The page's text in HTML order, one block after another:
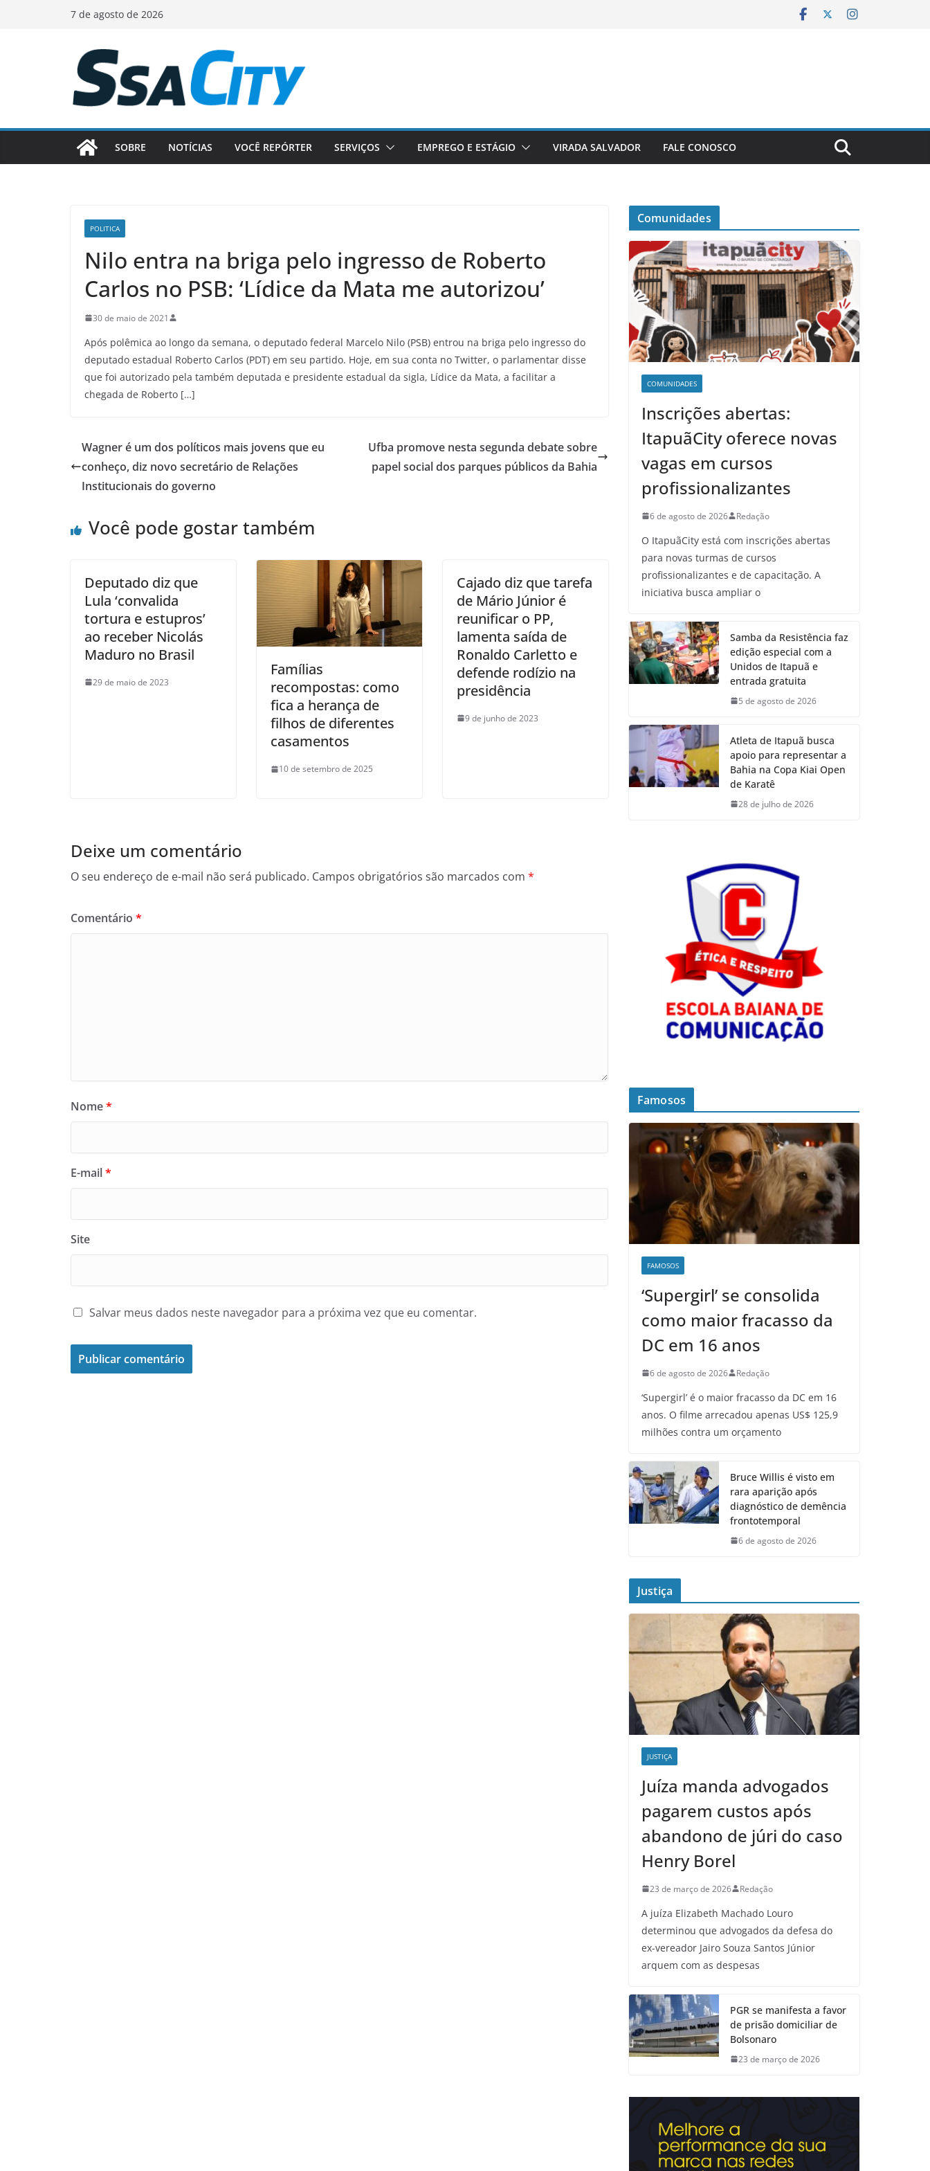
7 de agosto de 2026
SOBRE NOTÍCIAS VOCÊ REPÓRTER SERVIÇOS EMPREGO E ESTÁGIO VIRADA SALVADOR FALE CONOSCO
POLITICA
Nilo entra na briga pelo ingresso de Roberto
Carlos no PSB: ‘Lídice da Mata me autorizou’
30 de maio de 2021
Após polêmica ao longo da semana, o deputado federal Marcelo Nilo (PSB) entrou na briga pelo ingresso do
deputado estadual Roberto Carlos (PDT) em seu partido. Hoje, em sua conta no Twitter, o parlamentar disse
que foi autorizado pela também deputada e presidente estadual da sigla, Lídice da Mata, a facilitar a
chegada de Roberto […]
Wagner é um dos políticos mais jovens que eu
conheço, diz novo secretário de Relações
Institucionais do governo
Ufba promove nesta segunda debate sobre
papel social dos parques públicos da Bahia
Você pode gostar também
Deputado diz que
Lula ‘convalida
tortura e estupros’
ao receber Nicolás
Maduro no Brasil
29 de maio de 2023
Famílias
recompostas: como
fica a herança de
filhos de diferentes
casamentos
10 de setembro de 2025
Cajado diz que tarefa
de Mário Júnior é
reunificar o PP,
lamenta saída de
Ronaldo Carletto e
defende rodízio na
presidência
9 de junho de 2023
Deixe um comentário
O seu endereço de e-mail não será publicado. Campos obrigatórios são marcados com *
Comentário *
Nome*
E-mail*
Site
Salvar meus dados neste navegador para a próxima vez que eu comentar.
Comunidades
COMUNIDADES
Inscrições abertas:
ItapuãCity oferece novas
vagas em cursos
profissionalizantes
6 de agosto de 2026 Redação
O ItapuãCity está com inscrições abertas
para novas turmas de cursos
profissionalizantes e de capacitação. A
iniciativa busca ampliar o
Samba da Resistência faz
edição especial com a
Unidos de Itapuã e
entrada gratuita
5 de agosto de 2026
Atleta de Itapuã busca
apoio para representar a
Bahia na Copa Kiai Open
de Karatê
28 de julho de 2026
Famosos
FAMOSOS
‘Supergirl’ se consolida
como maior fracasso da
DC em 16 anos
6 de agosto de 2026 Redação
‘Supergirl’ é o maior fracasso da DC em 16
anos. O filme arrecadou apenas US$ 125,9
milhões contra um orçamento
Bruce Willis é visto em
rara aparição após
diagnóstico de demência
frontotemporal
6 de agosto de 2026
Justiça
JUSTIÇA
Juíza manda advogados
pagarem custos após
abandono de júri do caso
Henry Borel
23 de março de 2026 Redação
A juíza Elizabeth Machado Louro
determinou que advogados da defesa do
ex-vereador Jairo Souza Santos Júnior
arquem com as despesas
PGR se manifesta a favor
de prisão domiciliar de
Bolsonaro
23 de março de 2026